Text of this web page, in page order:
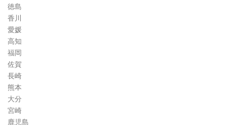
徳島
香川
愛媛
高知
福岡
佐賀
長崎
熊本
大分
宮崎
鹿児島